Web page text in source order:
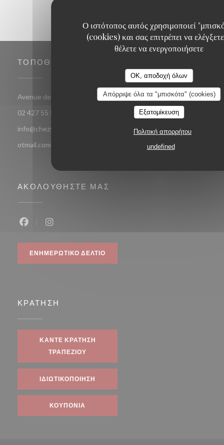
Ο ιστότοπος αυτός χρησιμοποιεί
(cookies) και σας επιτρέπει να ελέγξετε
θέλετε να ενεργοποιήσετε
OK, αποδοχή όλων
Απόρριψε όλα τα "μπισκότα" (cookies)
Εξατομίκευση
Πολιτική απορρήτου
undefined
ΤΟΠΟΘΕΣΊΑ
Avenue de jette 85 1090 Jette Bruxelles((ανοίγει σε νέο
02 427 55 52
info@chezsoje.be,dubmichel@hotmail.com,freddubois66@h
otmail.com
ΑΚΟΛΟΥΘΉΣΤΕ ΜΑΣ
ΕΝΗΜΕΡΩΤΙΚΌ ΔΕΛΤΊΟ
ΚΡΆΤΗΣΗ
ΚΆΝΤΕ ΚΡΆΤΗΣΗ
ΤΡΑΠΕΖΙΟΎ
ΙΔΙΩΤΙΚΟΠΟΊΗΣΗ
ΚΟΥΠΌΝΙΑ